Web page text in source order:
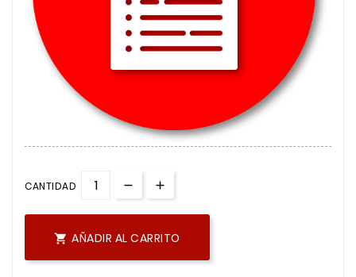
CANTIDAD
 AÑADIR AL CARRITO